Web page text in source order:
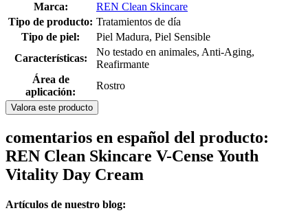
Marca:
REN Clean Skincare
Tipo de producto: Tratamientos de día
Tipo de piel:
Piel Madura, Piel Sensible
Características:
No testado en animales, Anti-Aging,
Reafirmante
Área de
aplicación:
Rostro
Valora este producto
comentarios en español del producto:
REN Clean Skincare V-Cense Youth
Vitality Day Cream
Artículos de nuestro blog: